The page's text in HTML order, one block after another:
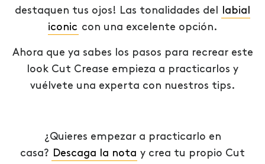
destaquen tus ojos! Las tonalidades del labial
iconic con una excelente opción.
Ahora que ya sabes los pasos para recrear este
look Cut Crease empieza a practicarlos y
vuélvete una experta con nuestros tips.
¿Quieres empezar a practicarlo en
casa? Descaga la nota y crea tu propio Cut